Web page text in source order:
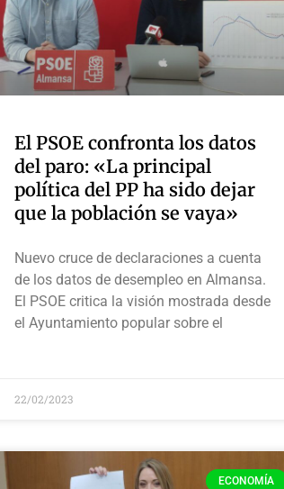
El PSOE confronta los datos
del paro: «La principal
política del PP ha sido dejar
que la población se vaya»
Nuevo cruce de declaraciones a cuenta
de los datos de desempleo en Almansa.
El PSOE critica la visión mostrada desde
el Ayuntamiento popular sobre el
22/02/2023
ECONOMÍA